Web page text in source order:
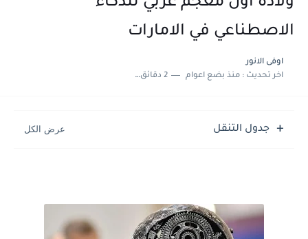
الاصطناعي في الامارات
اوفى الانور
اخر تحديث :منذ بضع اعوام 2 دقائق للقراءة
جدول التنقل